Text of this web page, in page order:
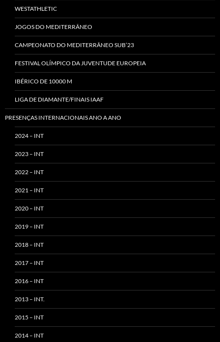
WESTATHLETIC
JOGOS DO MEDITERRÂNEO
CAMPEONATO DO MEDITERRÂNEO SUB’23
FESTIVAL OLÍMPICO DA JUVENTUDE EUROPEIA
IBÉRICO DE 10000 M
LIGA DE DIAMANTE/FINAIS IAAF
PRESENÇAS INTERNACIONAIS ANO A ANO
2024 – INT
2023 – INT
2022 – INT
2021 – INT
2020 – INT
2019 – INT
2018 – INT
2017 – INT
2016 – INT
2013 – INT.
2015 – INT
2014 – INT